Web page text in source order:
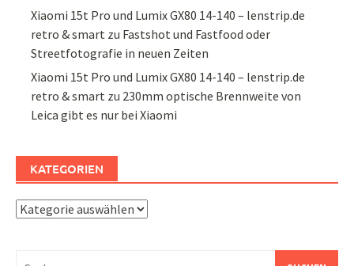
Xiaomi 15t Pro und Lumix GX80 14-140 – lenstrip.de
retro & smart zu Fastshot und Fastfood oder
Streetfotografie in neuen Zeiten
Xiaomi 15t Pro und Lumix GX80 14-140 – lenstrip.de
retro & smart zu 230mm optische Brennweite von
Leica gibt es nur bei Xiaomi
KATEGORIEN
Kategorien